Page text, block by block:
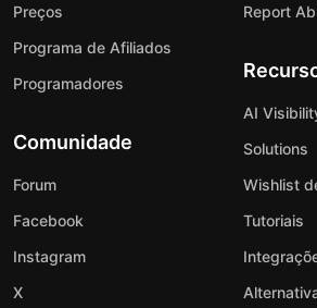
Preços
Programa de Afiliados
Programadores
Comunidade
Forum
Facebook
Instagram
X
Report
AI
Solutions
Wishlist
Tutoriais